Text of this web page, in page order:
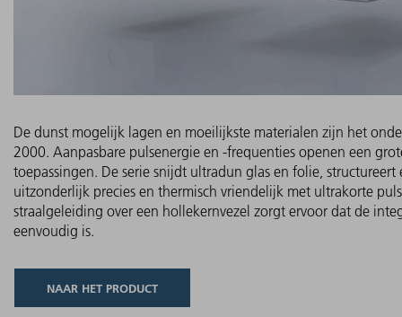
De dunst mogelijk lagen en moeilijkste materialen zijn het
2000. Aanpasbare pulsenergie en -frequenties openen een
toepassingen. De serie snijdt ultradun glas en folie, structureert
uitzonderlijk precies en thermisch vriendelijk met ultrakorte
straalgeleiding over een hollekernvezel zorgt ervoor dat de
eenvoudig is.
NAAR HET PRODUCT